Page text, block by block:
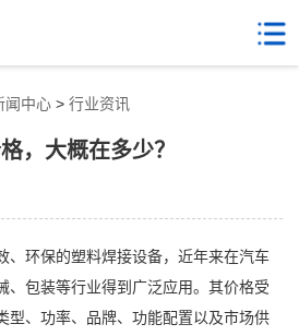
闻中心 > 行业资讯
，大概在多少？
、环保的塑料焊接设备，近年来在汽车
、包装等行业得到广泛应用。其价格受
型、功率、品牌、功能配置以及市场供